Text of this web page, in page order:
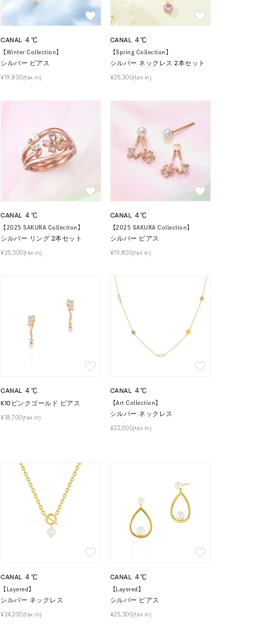
CANAL ４℃
【Winter Collection】
シルバー ピアス
¥19,800(tax in)
CANAL ４℃
【Spring Collection】
シルバー ネックレス 2本セット
¥25,300(tax in)
CANAL ４℃
【2025 SAKURA Collection】
シルバー リング 2本セット
¥25,300(tax in)
CANAL ４℃
【2025 SAKURA Collection】
シルバー ピアス
¥19,800(tax in)
CANAL ４℃
K10ピンクゴールド ピアス
¥18,700(tax in)
CANAL ４℃
【Art Collection】
シルバー ネックレス
¥22,000(tax in)
CANAL ４℃
【Layered】
シルバー ネックレス
¥24,200(tax in)
CANAL ４℃
【Layered】
シルバー ピアス
¥25,300(tax in)